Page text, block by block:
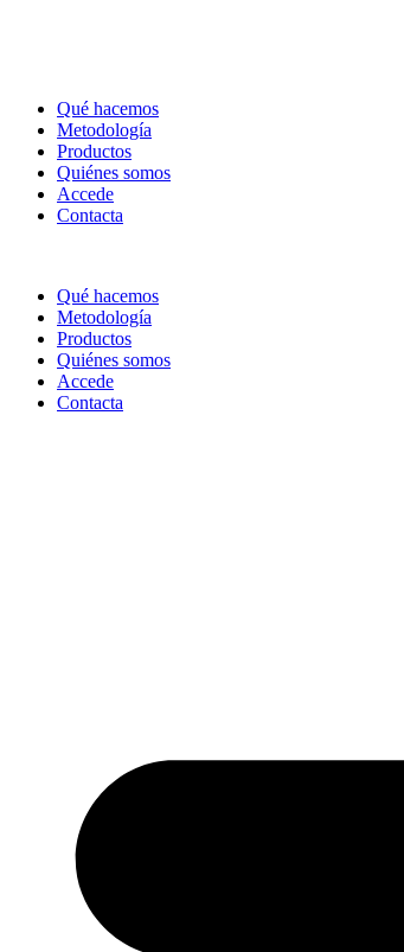
Qué hacemos
Metodología
Productos
Quiénes somos
Accede
Contacta
Qué hacemos
Metodología
Productos
Quiénes somos
Accede
Contacta